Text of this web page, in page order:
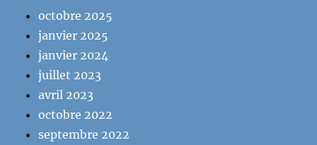
octobre 2025
janvier 2025
janvier 2024
juillet 2023
avril 2023
octobre 2022
septembre 2022